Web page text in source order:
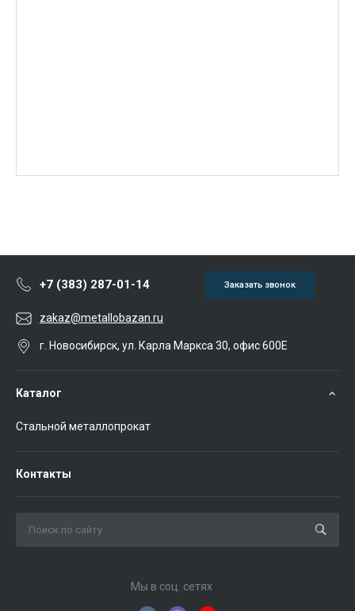
+7 (383) 287-01-14 Заказать звонок
zakaz@metallobazan.ru
г. Новосибирск, ул. Карла Маркса 30, офис 600Е
Каталог
Стальной металлопрокат
Контакты
Мы в соц. сетях